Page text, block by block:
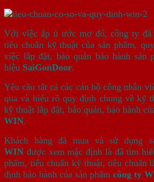
Với việc ấp ủ ước mơ đó, công ty đã
tiêu chuẩn kỹ thuật của sản phẩm,
việc lắp đặt, bảo quản bảo hành sản
hiệu SaiGonDoor.
Yêu cầu tất cả các cán bộ công nhân
qua và hiểu rõ quy định chung về kỹ
kỹ thuật lắp đặt, bảo quản, bảo hành
WIN.
Khách hàng đã mua và sử dụng
WIN được xem mặc định là đã tìm
phẩm, tiêu chuẩn kỹ thuật, tiêu chuẩn
định bảo hành của sản phẩm công ty